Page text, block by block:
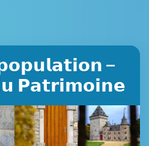
–
𝗣𝗮𝘁𝗿𝗶𝗺𝗼𝗶𝗻𝗲